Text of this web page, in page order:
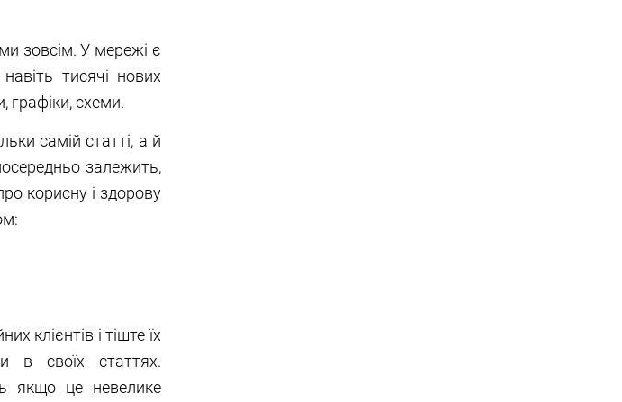
зовсім. У мережі є
тисячі нових
графіки, схеми.
самій статті, а й
залежить,
корисну і здорову
клієнтів і тіште їх
в своїх статтях.
якщо це невелике